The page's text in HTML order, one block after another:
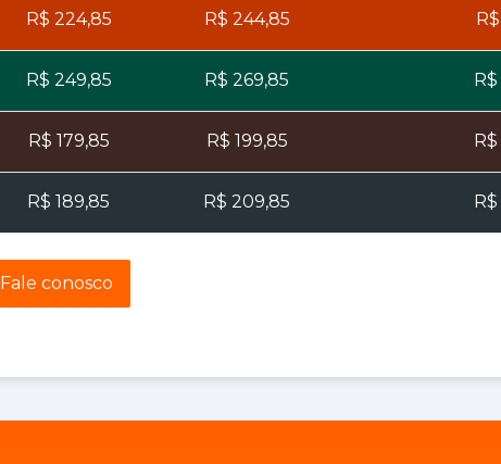
R$ 224,85 R$ 244,85 R$
R$ 249,85 R$ 269,85 R$
R$ 179,85 R$ 199,85 R$
R$ 189,85 R$ 209,85 R$
Fale conosco